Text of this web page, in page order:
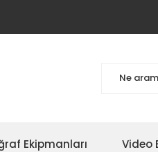
Ekipmanları Video